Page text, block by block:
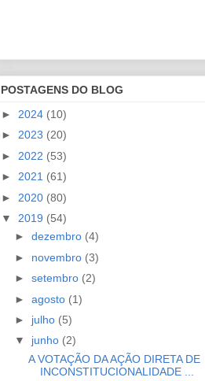
POSTAGENS DO BLOG
► 2024 (10)
► 2023 (20)
► 2022 (53)
► 2021 (61)
► 2020 (80)
▼ 2019 (54)
► dezembro (4)
► novembro (3)
► setembro (2)
► agosto (1)
► julho (5)
▼ junho (2)
A VOTAÇÃO DA AÇÃO DIRETA DE
INCONSTITUCIONALIDADE ...